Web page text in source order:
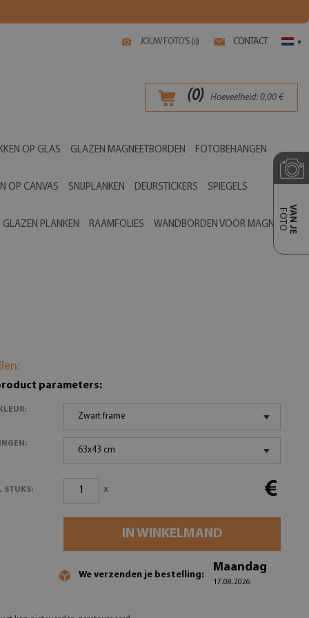
JOUW FOTO'S (0) CONTACT ▾
(0) Hoeveelheid: 0,00 €
OP GLAS GLAZEN MAGNEETBORDEN FOTOBEHANGEN
OP CANVAS SNIJPLANKEN DEURSTICKERS SPIEGELS
GLAZEN PLANKEN RAAMFOLIES WANDBORDEN VOOR MAGNETEN
VAN JE
FOTO
parameters:
Zwart frame
63x43 cm
STUKS: x €
IN WINKELMAND
We verzenden je bestelling:
Maandag
17.08.2026